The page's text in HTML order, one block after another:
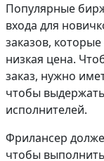
Популярные
входа для
заказов,
низкая цена.
заказ, нужно
чтобы
исполнителей.
Фрилансер
чтобы